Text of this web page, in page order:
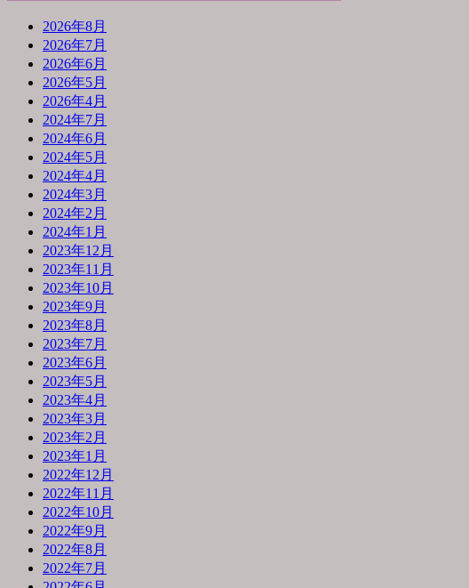
2026年8月
2026年7月
2026年6月
2026年5月
2026年4月
2024年7月
2024年6月
2024年5月
2024年4月
2024年3月
2024年2月
2024年1月
2023年12月
2023年11月
2023年10月
2023年9月
2023年8月
2023年7月
2023年6月
2023年5月
2023年4月
2023年3月
2023年2月
2023年1月
2022年12月
2022年11月
2022年10月
2022年9月
2022年8月
2022年7月